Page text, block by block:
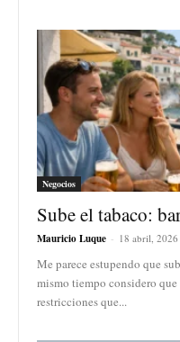
Negocios
Sube el tabaco:
Mauricio Luque - 18 abril, 2026
Me parece estupendo que
mismo tiempo considero
restricciones que...